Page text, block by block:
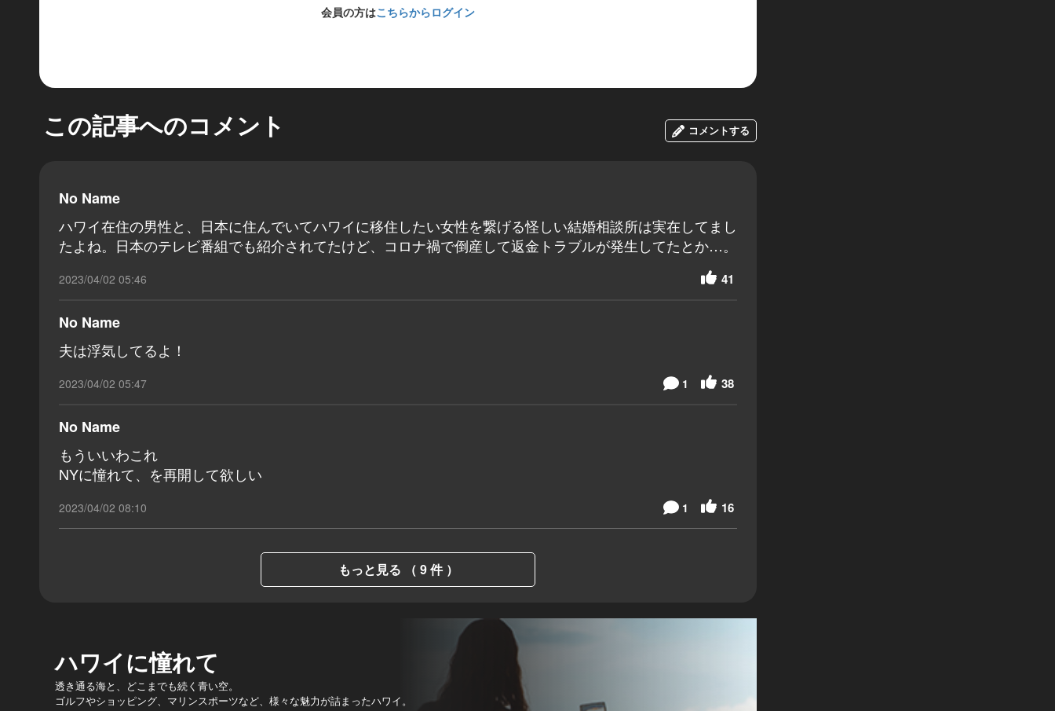
会員の方はこちらからログイン
この記事へのコメント コメントする
No Name
ハワイ在住の男性と、日本に住んでいてハワイに移住したい女性を繋げる怪しい結婚相談所は実在してまし
たよね。日本のテレビ番組でも紹介されてたけど、コロナ禍で倒産して返金トラブルが発生してたとか…。
2023/04/02 05:46 41
No Name
夫は浮気してるよ！
2023/04/02 05:47 38
1
No Name
もういいわこれ
NYに憧れて、を再開して欲しい
2023/04/02 08:10 16
1
もっと見る （ 9 件 ）
ハワイに憧れて
透き通る海と、どこまでも続く青い空。
ゴルフやショッピング、マリンスポーツなど、様々な魅力が詰まったハワイ。